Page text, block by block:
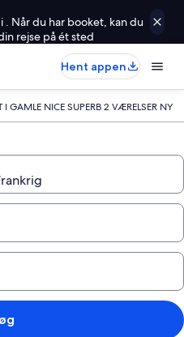
. Når du har booket, kan du
rejse på ét sted
Hent appen
I GAMLE NICE SUPERB 2 VÆRELSER NY